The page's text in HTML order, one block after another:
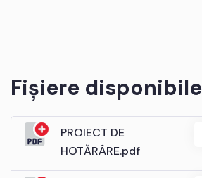
Fișiere disponibile
PROIECT DE
HOTĂRÂRE.pdf